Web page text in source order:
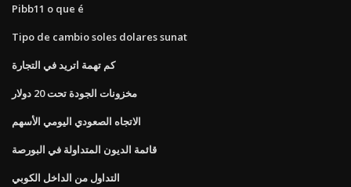
Pibb11 o que é
Tipo de cambio soles dolares sunat
كم تهمة اتريد في التجارة
مخزونات الجودة تحت 20 دولار
الاتجاه الصعودي اليومي الأسهم
قائمة الديون المتداولة في البورصة
التداول من الداخل الكوبي